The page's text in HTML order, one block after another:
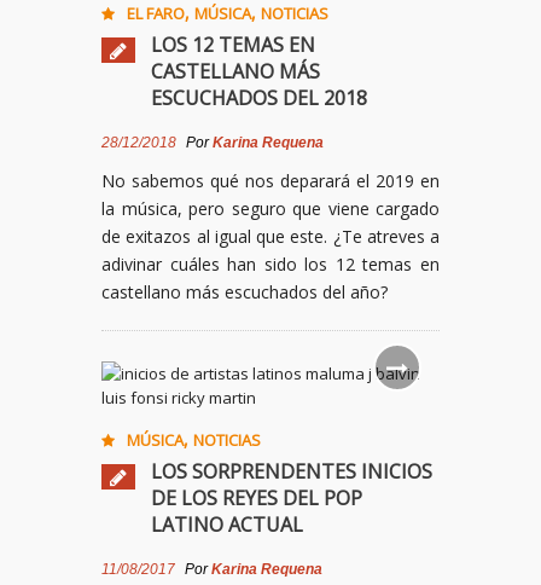
EL FARO, MÚSICA, NOTICIAS
LOS 12 TEMAS EN
CASTELLANO MÁS
ESCUCHADOS DEL 2018
28/12/2018 PorKarina Requena
No sabemos qué nos deparará el 2019 en
la música, pero seguro que viene cargado
de exitazos al igual que este. ¿Te atreves a
adivinar cuáles han sido los 12 temas en
castellano más escuchados del año?
MÚSICA, NOTICIAS
LOS SORPRENDENTES INICIOS
DE LOS REYES DEL POP
LATINO ACTUAL
11/08/2017 PorKarina Requena